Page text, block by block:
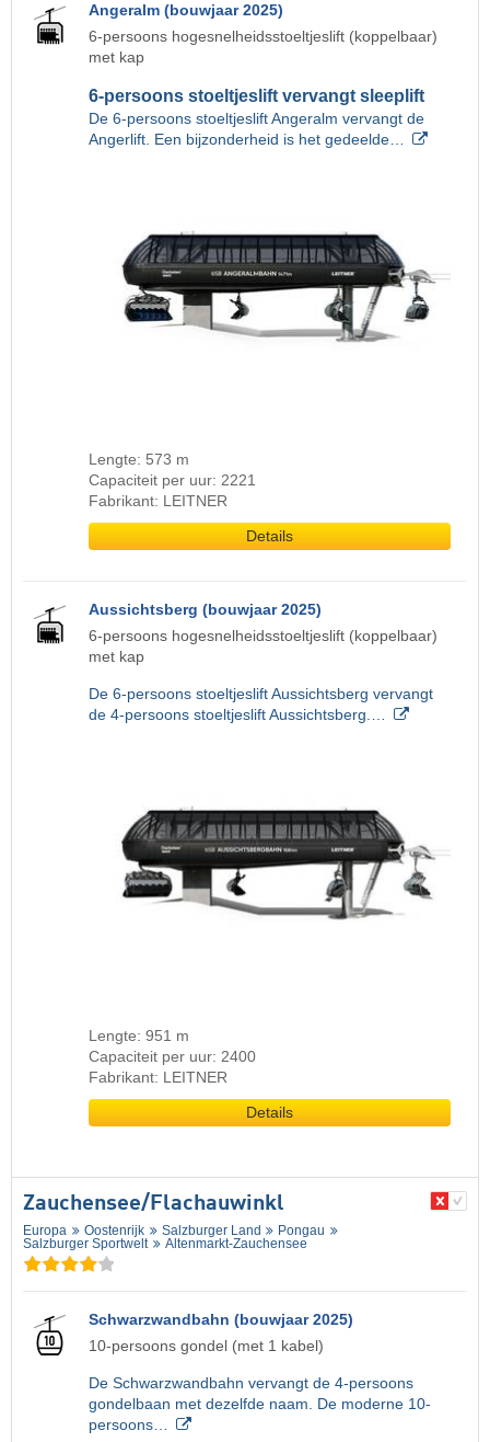
Angeralm (bouwjaar 2025)
6-persoons hogesnelheidsstoeltjeslift (koppelbaar)
met kap
6-persoons stoeltjeslift vervangt sleeplift
De 6-persoons stoeltjeslift Angeralm vervangt de
Angerlift. Een bijzonderheid is het gedeelde…
Lengte: 573 m
Capaciteit per uur: 2221
Fabrikant: LEITNER
Details
Aussichtsberg (bouwjaar 2025)
6-persoons hogesnelheidsstoeltjeslift (koppelbaar)
met kap
De 6-persoons stoeltjeslift Aussichtsberg vervangt
de 4-persoons stoeltjeslift Aussichtsberg.…
Lengte: 951 m
Capaciteit per uur: 2400
Fabrikant: LEITNER
Details
Zauchensee/​Flachauwinkl
Europa Oostenrijk Salzburger Land
Pongau
Salzburger Sportwelt
Altenmarkt-Zauchensee
Schwarzwandbahn (bouwjaar 2025)
10-persoons gondel (met 1 kabel)
De Schwarzwandbahn vervangt de 4-persoons
gondelbaan met dezelfde naam. De moderne 10-
persoons…